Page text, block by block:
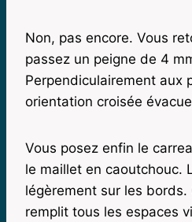
Non, pas encore. Vous
passez un peigne de 4
Perpendiculairement aux
orientation croisée
Vous posez enfin le
le maillet en caoutchouc.
légèrement sur les bords.
remplit tous les espaces